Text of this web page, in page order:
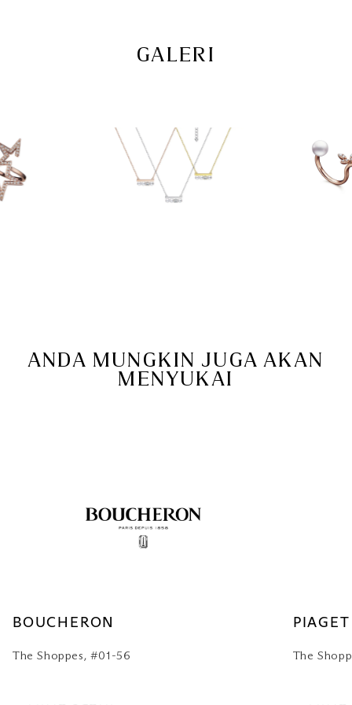
GALERI
ANDA MUNGKIN JUGA AKAN
MENYUKAI
BOUCHERON
The Shoppes, #01-56
PIAGET
The